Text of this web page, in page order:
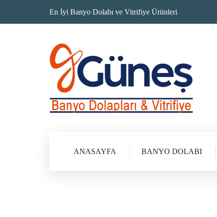
En İyi Banyo Dolabı ve Vitrifiye Ürünleri
ANASAYFA BANYO DOLABI